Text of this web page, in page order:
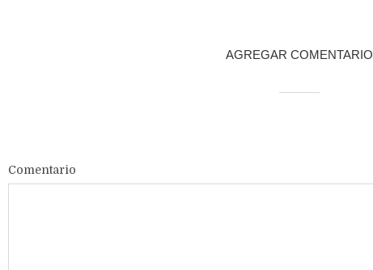
AGREGAR COMENTARIO
Comentario